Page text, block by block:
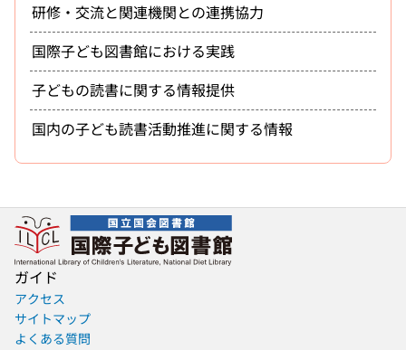
研修・交流と関連機関との連携協力
国際子ども図書館における実践
子どもの読書に関する情報提供
国内の子ども読書活動推進に関する情報
ガイド
アクセス
サイトマップ
よくある質問